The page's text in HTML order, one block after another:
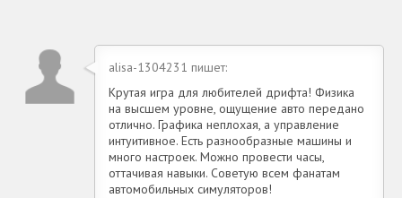
alisa-1304231 пишет:
Крутая игра для любителей дрифта! Физика
на высшем уровне, ощущение авто передано
отлично. Графика неплохая, а управление
интуитивное. Есть разнообразные машины и
много настроек. Можно провести часы,
оттачивая навыки. Советую всем фанатам
автомобильных симуляторов!